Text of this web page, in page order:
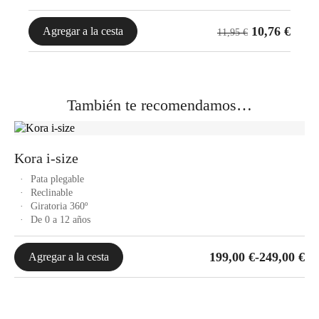
Agregar a la cesta 11,95€ 10,76 €
También te recomendamos…
Kora i-size
Pata plegable
Reclinable
Giratoria 360º
De 0 a 12 años
Agregar a la cesta 199,00 €-249,00 €
Rango